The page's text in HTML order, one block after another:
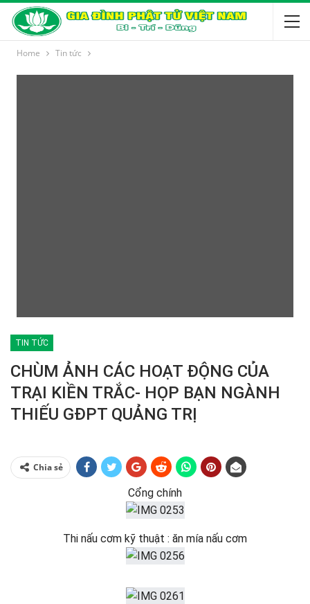
Home Tin tức
TIN TỨC
CHÙM ẢNH CÁC HOẠT ĐỘNG CỦA
TRẠI KIỀN TRẮC- HỌP BẠN NGÀNH
THIẾU GĐPT QUẢNG TRỊ
Chia sẻ
Cổng chính
Thi nấu cơm kỹ thuật : ăn mía nấu cơm